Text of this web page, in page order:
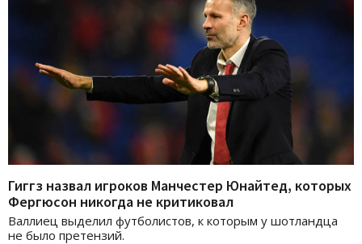
Гиггз назвал игроков Манчестер Юнайтед, которых
Фергюсон никогда не критиковал
Валлиец выделил футболистов, к которым у шотландца
не было претензий.